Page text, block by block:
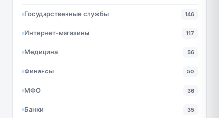
Государственные службы 146
Интернет-магазины 117
Медицина 56
Финансы 50
МФО 36
Банки 35